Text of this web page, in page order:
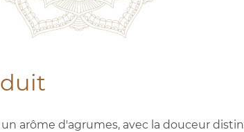
un arôme d'agrumes, avec la douceur